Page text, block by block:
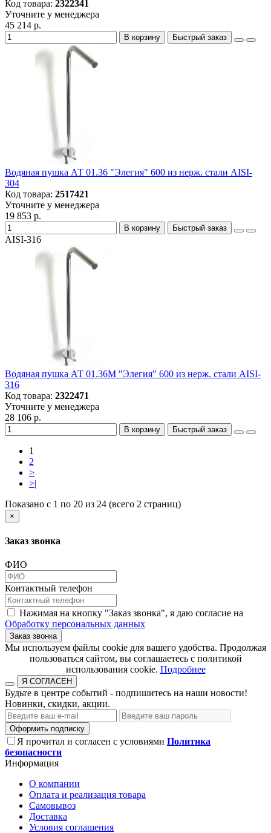
Код товара: 2322341
Уточните у менеджера
45 214 р.
В корзину Быстрый заказ
Водяная пушка АТ 01.36 "Элегия" 600 из нерж. стали AISI-
304
Код товара: 2517421
Уточните у менеджера
19 853 р.
В корзину Быстрый заказ
AISI-316
Водяная пушка АТ 01.36M "Элегия" 600 из нерж. стали AISI-
316
Код товара: 2322471
Уточните у менеджера
28 106 р.
В корзину Быстрый заказ
1
2
>
>|
Показано с 1 по 20 из 24 (всего 2 страниц)
×
Заказ звонка
ФИО
Контактный телефон
Нажимая на кнопку "Заказ звонка", я даю согласие на
Обработку персональных данных
Заказ звонка
​​​​​​​Мы используем файлы cookie для вашего удобства. Продолжая
пользоваться сайтом, вы соглашаетесь с политикой
использования cookie.​​​​​​​ Подробнее
Я СОГЛАСЕН
Будьте в центре событий - подпишитесь на наши новости!
Новинки, скидки, акции.
Оформить подписку
Я прочитал и согласен с условиями Политика
безопасности
Информация
О компании
Оплата и реализация товара
Самовывоз
Доставка
Условия соглашения